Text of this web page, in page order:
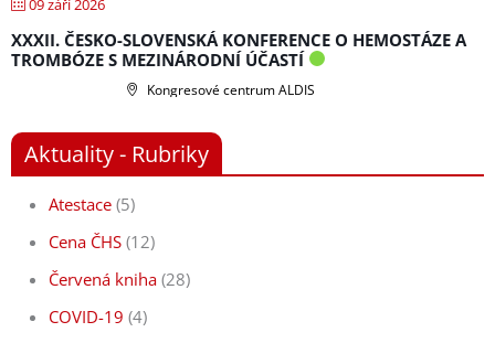
09 září 2026
XXXII. ČESKO-SLOVENSKÁ KONFERENCE O HEMOSTÁZE A
TROMBÓZE S MEZINÁRODNÍ ÚČASTÍ
Kongresové centrum ALDIS
Aktuality - Rubriky
Atestace (5)
Cena ČHS (12)
Červená kniha (28)
COVID-19 (4)